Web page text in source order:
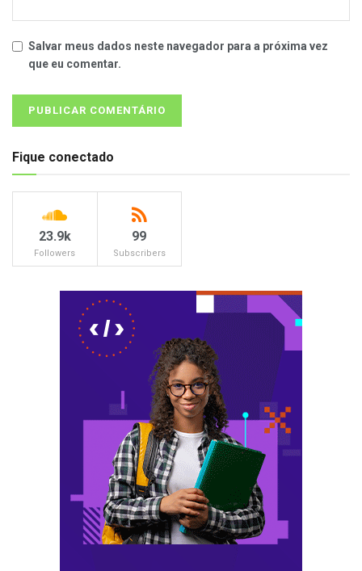
Salvar meus dados neste navegador para a próxima vez
que eu comentar.
Fique conectado
23.9k
Followers
99
Subscribers